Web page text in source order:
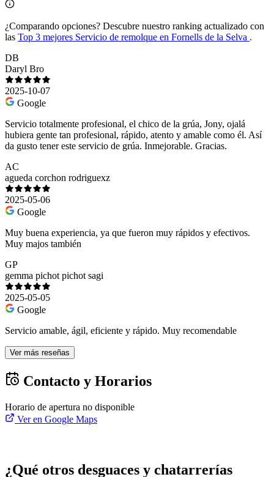
¿Comparando opciones? Descubre nuestro ranking actualizado con
las Top 3 mejores Servicio de remolque en Fornells de la Selva .
DB
Daryl Bro
2025-10-07
Google
Servicio totalmente profesional, el chico de la grúa, Jony, ojalá
hubiera gente tan profesional, rápido, atento y amable como él. Así
da gusto tener este servicio de grúa. Inmejorable. Gracias.
AC
agueda corchon rodriguexz
2025-05-06
Google
Muy buena experiencia, ya que fueron muy rápidos y efectivos.
Muy majos también
GP
gemma pichot pichot sagi
2025-05-05
Google
Servicio amable, ágil, eficiente y rápido. Muy recomendable
Ver más reseñas
Contacto y Horarios
Horario de apertura no disponible
Ver en Google Maps
¿Qué otros desguaces y chatarrerías